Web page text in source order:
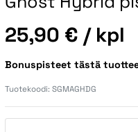
Hinta
25,90 € / kpl
Bonuspisteet tästä
Tuotekoodi: SGMAGHDG